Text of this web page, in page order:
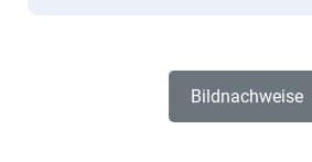
Bildnachweise